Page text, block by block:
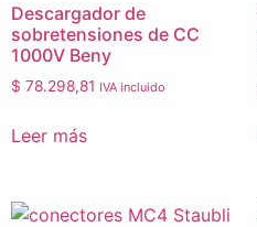
Descargador de
sobretensiones de CC
1000V Beny
$ 78.298,81 IVA incluido
Leer más